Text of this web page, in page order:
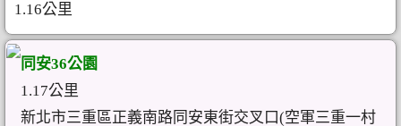
1.16公里
同安36公園
1.17公里
新北市三重區正義南路同安東街交叉口(空軍三重一村